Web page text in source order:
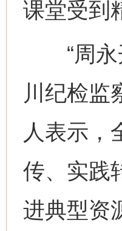
课堂受到
“周永
川纪检监
人表示，
传、实践
进典型资